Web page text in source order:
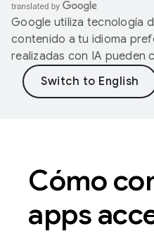
Google utiliza tecnología
contenido a tu idioma
realizadas con IA pueden
Cómo
apps